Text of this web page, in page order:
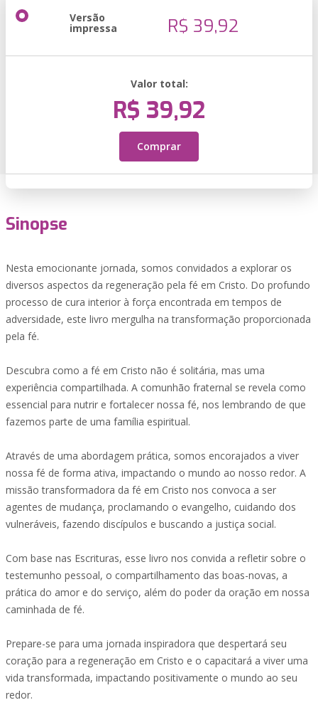
Versão
impressa R$ 39,92
Valor total:
R$ 39,92
Comprar
Sinopse
Nesta emocionante jornada, somos convidados a explorar os
diversos aspectos da regeneração pela fé em Cristo. Do profundo
processo de cura interior à força encontrada em tempos de
adversidade, este livro mergulha na transformação proporcionada
pela fé.
Descubra como a fé em Cristo não é solitária, mas uma
experiência compartilhada. A comunhão fraternal se revela como
essencial para nutrir e fortalecer nossa fé, nos lembrando de que
fazemos parte de uma família espiritual.
Através de uma abordagem prática, somos encorajados a viver
nossa fé de forma ativa, impactando o mundo ao nosso redor. A
missão transformadora da fé em Cristo nos convoca a ser
agentes de mudança, proclamando o evangelho, cuidando dos
vulneráveis, fazendo discípulos e buscando a justiça social.
Com base nas Escrituras, esse livro nos convida a refletir sobre o
testemunho pessoal, o compartilhamento das boas-novas, a
prática do amor e do serviço, além do poder da oração em nossa
caminhada de fé.
Prepare-se para uma jornada inspiradora que despertará seu
coração para a regeneração em Cristo e o capacitará a viver uma
vida transformada, impactando positivamente o mundo ao seu
redor.